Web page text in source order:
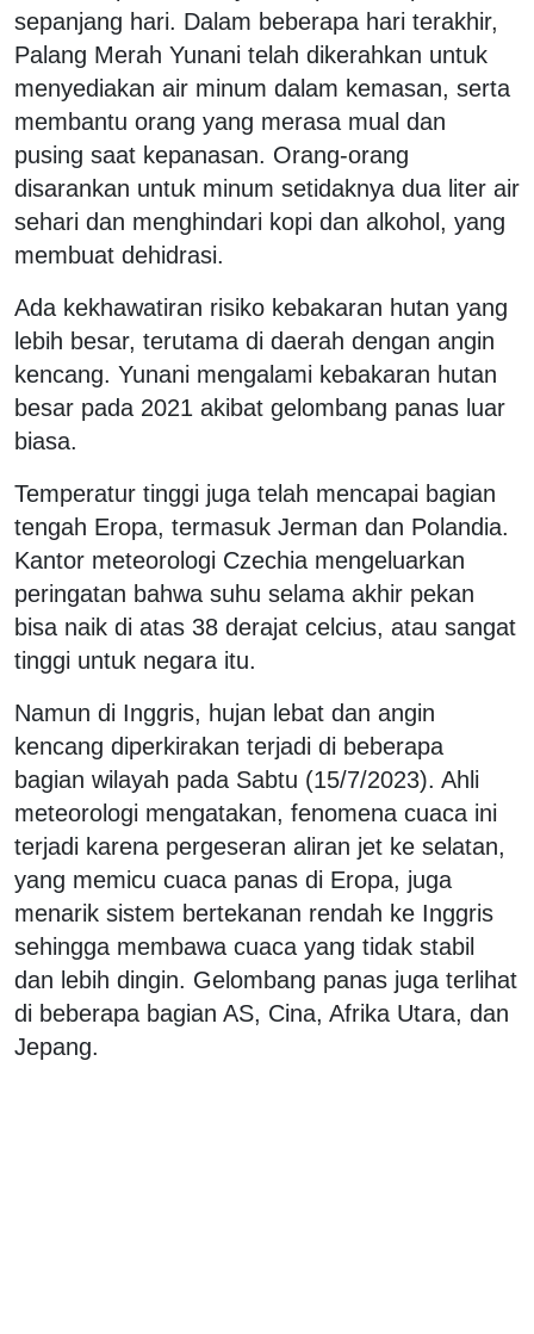
sepanjang hari. Dalam beberapa hari terakhir,
Palang Merah Yunani telah dikerahkan untuk
menyediakan air minum dalam kemasan, serta
membantu orang yang merasa mual dan
pusing saat kepanasan. Orang-orang
disarankan untuk minum setidaknya dua liter air
sehari dan menghindari kopi dan alkohol, yang
membuat dehidrasi.
Ada kekhawatiran risiko kebakaran hutan yang
lebih besar, terutama di daerah dengan angin
kencang. Yunani mengalami kebakaran hutan
besar pada 2021 akibat gelombang panas luar
biasa.
Temperatur tinggi juga telah mencapai bagian
tengah Eropa, termasuk Jerman dan Polandia.
Kantor meteorologi Czechia mengeluarkan
peringatan bahwa suhu selama akhir pekan
bisa naik di atas 38 derajat celcius, atau sangat
tinggi untuk negara itu.
Namun di Inggris, hujan lebat dan angin
kencang diperkirakan terjadi di beberapa
bagian wilayah pada Sabtu (15/7/2023). Ahli
meteorologi mengatakan, fenomena cuaca ini
terjadi karena pergeseran aliran jet ke selatan,
yang memicu cuaca panas di Eropa, juga
menarik sistem bertekanan rendah ke Inggris
sehingga membawa cuaca yang tidak stabil
dan lebih dingin. Gelombang panas juga terlihat
di beberapa bagian AS, Cina, Afrika Utara, dan
Jepang.